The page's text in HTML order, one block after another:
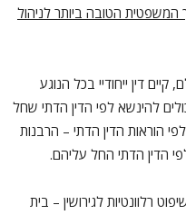
המשפטית הטובה ביותר לניהול
דין ייחודיי בכל הנוגע
להינשא לפי הדין הדתי שחל
הוראות הדין הדתי – הרבנות
הדין הדתי החל עליהם.
רלוונטיות לגירושין – בית